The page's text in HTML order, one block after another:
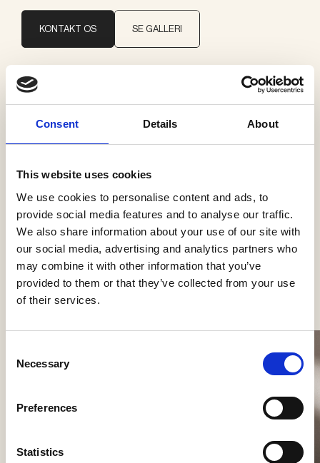
Consent Details About
This website uses cookies
We use cookies to personalise content and ads, to
provide social media features and to analyse our traffic.
We also share information about your use of our site with
our social media, advertising and analytics partners who
may combine it with other information that you’ve
provided to them or that they’ve collected from your use
of their services.
Selection
Necessary
Preferences
Statistics
KONTAKT OS SE GALLERI
CJC Systems
CJC afbrydere
Se flere produkter